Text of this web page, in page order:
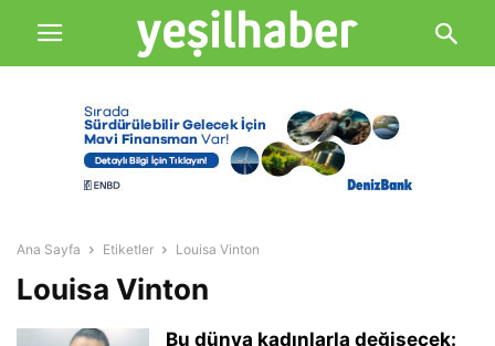
Ana Sayfa Etiketler Louisa Vinton
Louisa Vinton
Bu dünya kadınlarla değişecek: